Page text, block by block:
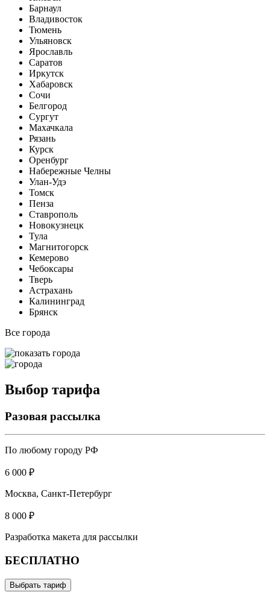
Барнаул
Владивосток
Тюмень
Ульяновск
Ярославль
Саратов
Иркутск
Хабаровск
Сочи
Белгород
Сургут
Махачкала
Рязань
Курск
Оренбург
Набережные Челны
Улан-Удэ
Томск
Пенза
Ставрополь
Новокузнецк
Тула
Магнитогорск
Кемерово
Чебоксары
Тверь
Астрахань
Калининград
Брянск
Все города
Выбор тарифа
Разовая рассылка
По любому городу РФ
6 000 ₽
Москва, Санкт-Петербург
8 000 ₽
Разработка макета для рассылки
БЕСПЛАТНО
Выбрать тариф